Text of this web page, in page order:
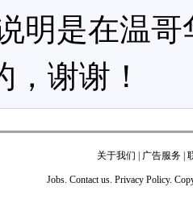
明是在温哥
谢谢！
关于我们 广告服务
Jobs. Contact us. Privacy Policy.